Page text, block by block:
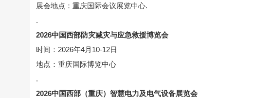
展会地点：重庆国际会议展览中心.
.
2026中国西部防灾减灾与应急救援博览会
时间：2026年4月10-12日
地点：重庆国际博览中心
.
2026中国西部（重庆）智慧电力及电气设备展览会